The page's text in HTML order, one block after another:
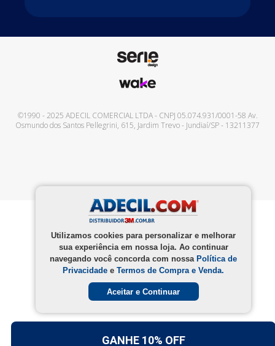
Utilizamos cookies para personalizar e melhorar
sua experiência em nossa loja. Ao continuar
navegando você concorda com nossa Política de
Privacidade e Termos de Compra e Venda.
Aceitar e Continuar
©1990 - 2025 ADECIL COMERCIAL LTDA- CNPJ 05.074.931/0001-58 Av.
Osmundo dos Santos Pellegrini, 615, Jardim Trevo- Jundiaí/SP- 13211377